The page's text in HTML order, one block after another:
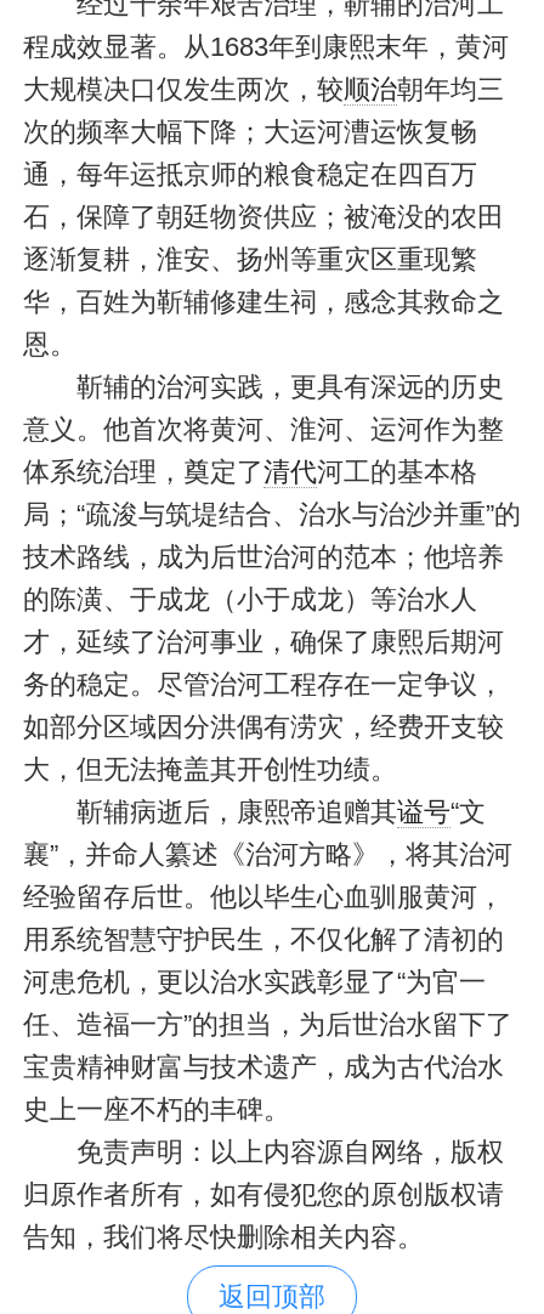
程成效显著。从1683年到康熙末年，黄河
大规模决口仅发生两次，较顺治朝年均三
次的频率大幅下降；大运河漕运恢复畅
通，每年运抵京师的粮食稳定在四百万
石，保障了朝廷物资供应；被淹没的农田
逐渐复耕，淮安、扬州等重灾区重现繁
华，百姓为靳辅修建生祠，感念其救命之
恩。
靳辅的治河实践，更具有深远的历史
意义。他首次将黄河、淮河、运河作为整
体系统治理，奠定了清代河工的基本格
局；“疏浚与筑堤结合、治水与治沙并重”的
技术路线，成为后世治河的范本；他培养
的陈潢、于成龙（小于成龙）等治水人
才，延续了治河事业，确保了康熙后期河
务的稳定。尽管治河工程存在一定争议，
如部分区域因分洪偶有涝灾，经费开支较
大，但无法掩盖其开创性功绩。
靳辅病逝后，康熙帝追赠其谥号“文
襄”，并命人纂述《治河方略》，将其治河
经验留存后世。他以毕生心血驯服黄河，
用系统智慧守护民生，不仅化解了清初的
河患危机，更以治水实践彰显了“为官一
任、造福一方”的担当，为后世治水留下了
宝贵精神财富与技术遗产，成为古代治水
史上一座不朽的丰碑。
免责声明：以上内容源自网络，版权
归原作者所有，如有侵犯您的原创版权请
告知，我们将尽快删除相关内容。
返回顶部